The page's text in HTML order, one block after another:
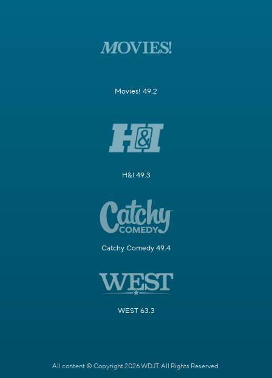
Movies! 49.2
H&I 49.3
Catchy Comedy 49.4
WEST 63.3
All content © Copyright 2026 WDJT. All Rights Reserved.